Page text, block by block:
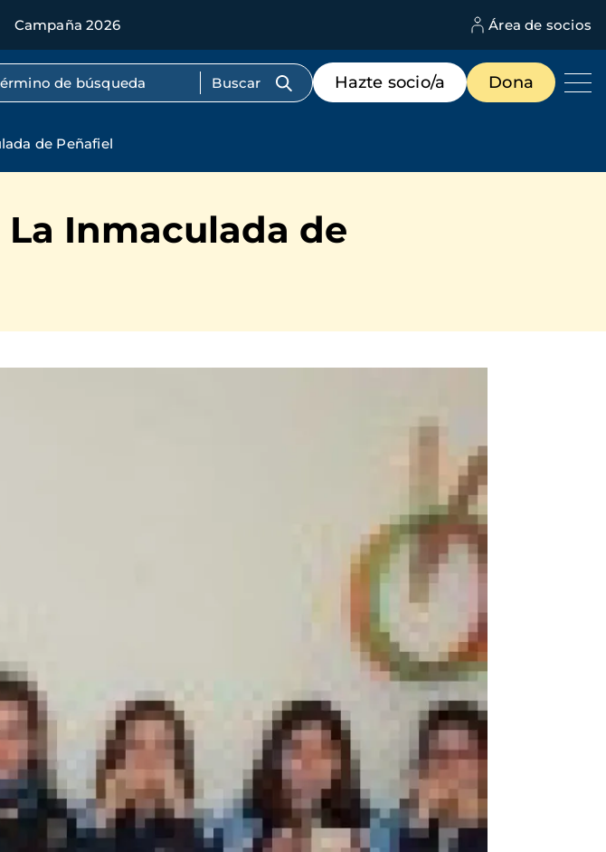
Campaña 2026 Área de socios
texto completo
Menú
de
destacados
Hazte socio/a Dona
de Peñafiel
Inmaculada de